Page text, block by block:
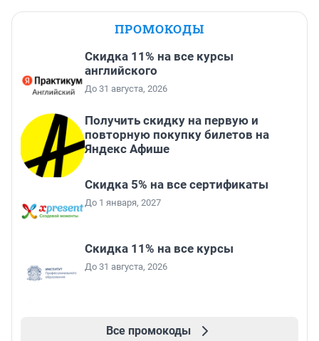
ПРОМОКОДЫ
Скидка 11% на все курсы
английского
До 31 августа, 2026
Получить скидку на первую и
повторную покупку билетов на
Яндекс Афише
Скидка 5% на все сертификаты
До 1 января, 2027
Скидка 11% на все курсы
До 31 августа, 2026
Все промокоды